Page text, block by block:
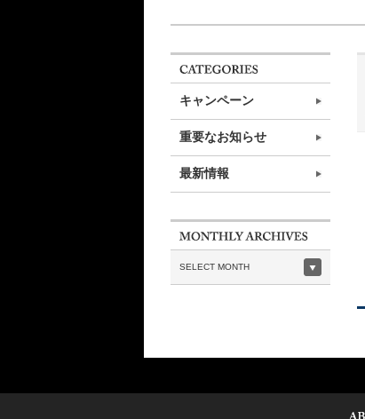
キャンペーン
重要なお知らせ
最新情報
SELECT MONTH